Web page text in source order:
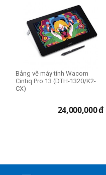
Bảng vẽ máy tính Wacom
Cintiq Pro 13 (DTH-1320/K2-
CX)
24,000,000đ